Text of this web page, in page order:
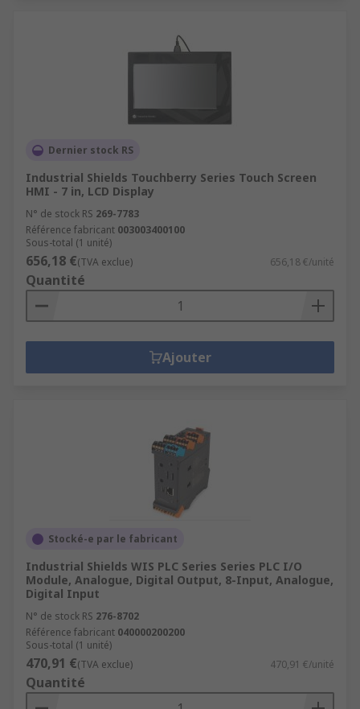
Dernier stock RS
Industrial Shields Touchberry Series Touch Screen
HMI - 7 in, LCD Display
N° de stock RS 269-7783
Référence fabricant 003003400100
Sous-total (1 unité)
656,18 €(TVA exclue) 656,18 €/unité
Quantité
Ajouter
Stocké-e par le fabricant
Industrial Shields WIS PLC Series Series PLC I/O
Module, Analogue, Digital Output, 8-Input, Analogue,
Digital Input
N° de stock RS 276-8702
Référence fabricant 040000200200
Sous-total (1 unité)
470,91 €(TVA exclue) 470,91 €/unité
Quantité